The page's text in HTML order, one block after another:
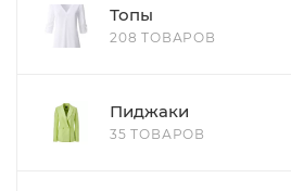
Топы
208 ТОВАРОВ
Пиджаки
35 ТОВАРОВ